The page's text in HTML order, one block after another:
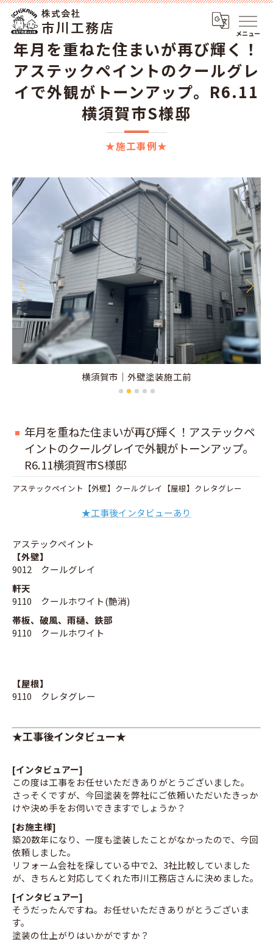
メニュー
★施工事例★
年月を重ねた住まいが再び輝く！
アステックペイントのクールグレ
イで外観がトーンアップ。R6.11
横須賀市S様邸
横須賀市｜外壁塗装施工前
年月を重ねた住まいが再び輝く！アステックペ
イントのクールグレイで外観がトーンアップ。
R6.11横須賀市S様邸
アステックペイント【外壁】クールグレイ【屋根】クレタグレー
★工事後インタビューあり
アステックペイント
【外壁】
9012 クールグレイ
軒天
9110 クールホワイト(艶消)
帯板、破風、雨樋、鉄部
9110 クールホワイト
【屋根】
9110 クレタグレー
★工事後インタビュー★
[インタビュアー]
この度は工事をお任せいただきありがとうございました。
さっそくですが、今回塗装を弊社にご依頼いただいたきっか
けや決め手をお伺いできますでしょうか？
[お施主様]
築20数年になり、一度も塗装したことがなかったので、今回
依頼しました。
リフォーム会社を探している中で2、3社比較していました
が、きちんと対応してくれた市川工務店さんに決めました。
[インタビュアー]
そうだったんですね。お任せいただきありがとうございま
す。
塗装の仕上がりはいかがですか？